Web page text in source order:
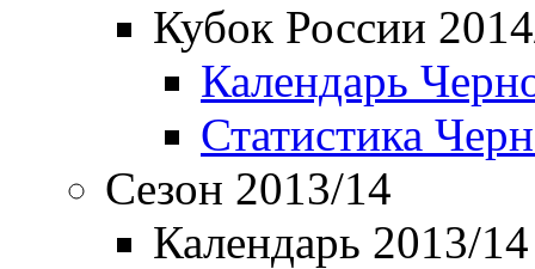
Кубок России
Календарь
Статистика
Сезон 2013/14
Календарь 2013/14